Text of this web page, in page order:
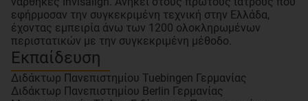
εφήρμοσαν την συγκεκριμένη τεχνική στην Ελλάδα,
έχοντας εμπειρία άνω των 1200 ολοκληρωμένων
περιστατικών με την συγκεκριμένη μέθοδο.
Εκπαίδευση
Διδάκτωρ Πανεπιστημίου Tuebingen Γερμανίας
Διδάκτωρ Πανεπιστημίου Berlin Γερμανίας